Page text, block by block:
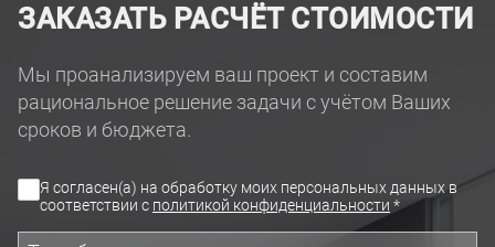
ЗАКАЗАТЬ РАСЧЁТ СТОИМОСТИ
Мы проанализируем ваш проект и составим
рациональное решение задачи с учётом Ваших
сроков и бюджета.
Я согласен(а) на обработку моих персональных данных в
соответствии с политикой конфиденциальности *